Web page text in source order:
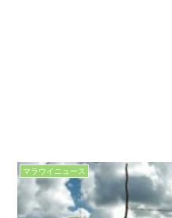
マラウイニュース